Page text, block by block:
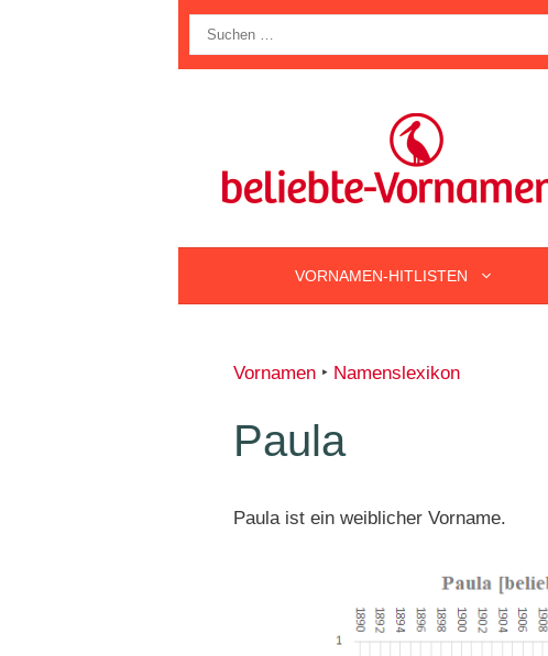
nach:
VORNAMEN-HITLISTEN
Vornamen ‣ Namenslexikon
Paula
Paula ist ein weiblicher Vorname.